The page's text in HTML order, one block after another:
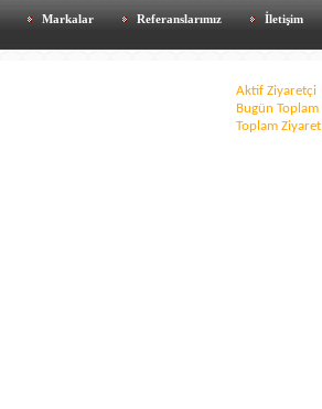
Markalar Referanslarımız İletişim
Aktif Ziyaretçi
Bugün Toplam
Toplam Ziyaret